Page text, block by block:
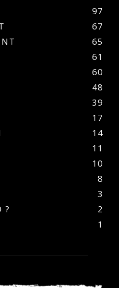
97
67
65
61
60
48
39
17
14
11
10
8
3
?
2
1